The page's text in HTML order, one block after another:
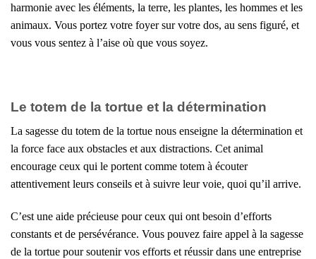
harmonie avec les éléments, la terre, les plantes, les hommes et les
animaux. Vous portez votre foyer sur votre dos, au sens figuré, et
vous vous sentez à l’aise où que vous soyez.
Le totem de la tortue et la détermination
La sagesse du totem de la tortue nous enseigne la détermination et
la force face aux obstacles et aux distractions. Cet animal
encourage ceux qui le portent comme totem à écouter
attentivement leurs conseils et à suivre leur voie, quoi qu’il arrive.
C’est une aide précieuse pour ceux qui ont besoin d’efforts
constants et de persévérance. Vous pouvez faire appel à la sagesse
de la tortue pour soutenir vos efforts et réussir dans une entreprise